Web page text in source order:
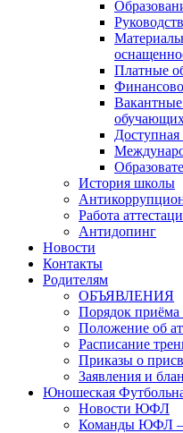
Платные
Вакантные
Доступная
История школы
Работа
Антидопинг
Новости
Контакты
Родителям
ОБЪЯВЛЕНИЯ
Порядок
Положение об
Расписание
Приказы о
Заявления и
Юношеская
Новости ЮФЛ
Команды ЮФЛ